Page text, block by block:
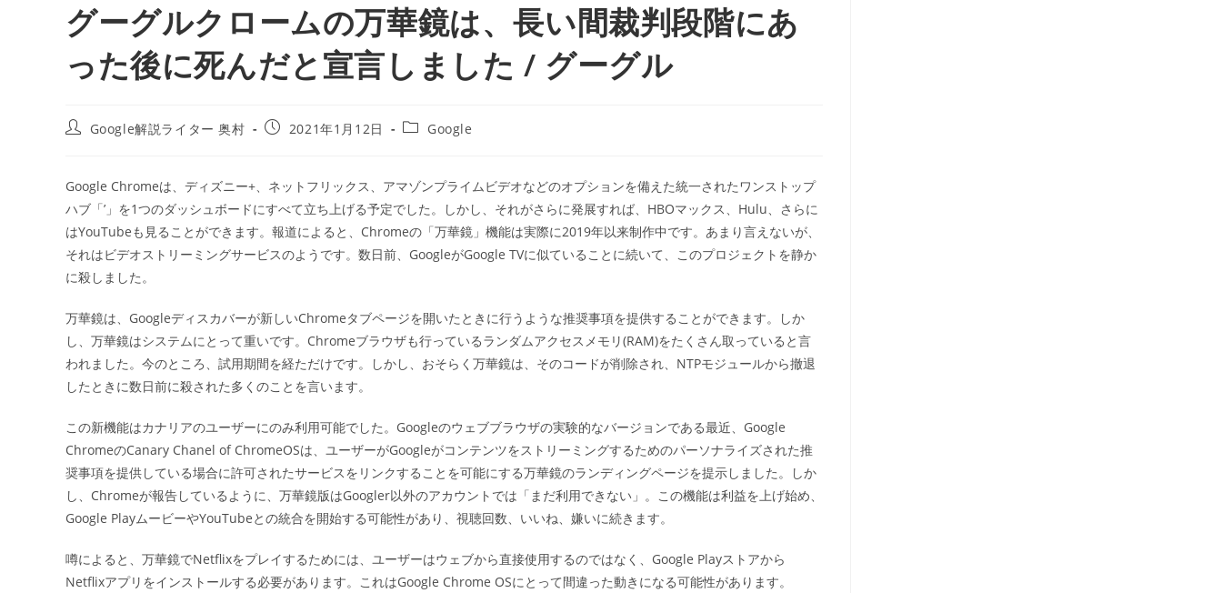
グーグルクロームの万華鏡は、長い間裁判段階にあ
った後に死んだと宣言しました / グーグル
投
Google解説ライター 奥村
投
開
日:
2021年1月12日
投
テ
ゴ
リ
ー:
Google
Google Chromeは、ディズニー+、ネットフリックス、アマゾンプライムビデオなどのオプションを備えた統一されたワンストップ
ハブ「’」を1つのダッシュボードにすべて立ち上げる予定でした。しかし、それがさらに発展すれば、HBOマックス、Hulu、さらに
はYouTubeも見ることができます。報道によると、Chromeの「万華鏡」機能は実際に2019年以来制作中です。あまり言えないが、
それはビデオストリーミングサービスのようです。数日前、GoogleがGoogle TVに似ていることに続いて、このプロジェクトを静か
に殺しました。
万華鏡は、Googleディスカバーが新しいChromeタブページを開いたときに行うような推奨事項を提供することができます。しか
し、万華鏡はシステムにとって重いです。Chromeブラウザも行っているランダムアクセスメモリ(RAM)をたくさん取っていると言
われました。今のところ、試用期間を経ただけです。しかし、おそらく万華鏡は、そのコードが削除され、NTPモジュールから撤退
したときに数日前に殺された多くのことを言います。
この新機能はカナリアのユーザーにのみ利用可能でした。Googleのウェブブラウザの実験的なバージョンである最近、Google
ChromeのCanary Chanel of ChromeOSは、ユーザーがGoogleがコンテンツをストリーミングするためのパーソナライズされた推
奨事項を提供している場合に許可されたサービスをリンクすることを可能にする万華鏡のランディングページを提示しました。しか
し、Chromeが報告しているように、万華鏡版はGoogler以外のアカウントでは「まだ利用できない」。この機能は利益を上げ始め、
Google PlayムービーやYouTubeとの統合を開始する可能性があり、視聴回数、いいね、嫌いに続きます。
噂によると、万華鏡でNetflixをプレイするためには、ユーザーはウェブから直接使用するのではなく、Google Playストアから
Netflixアプリをインストールする必要があります。これはGoogle Chrome OSにとって間違った動きになる可能性があります。